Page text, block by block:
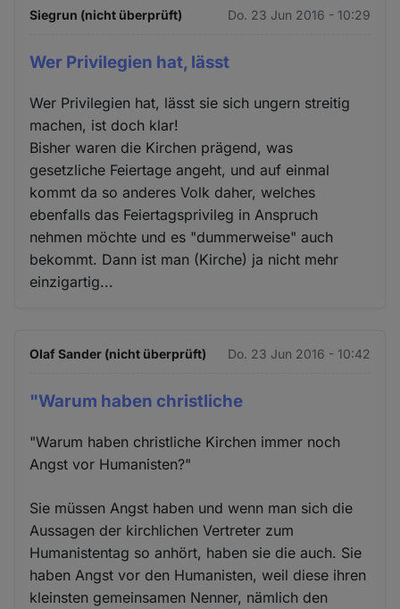
Siegrun (nicht überprüft) Do. 23 Jun 2016 - 10:29
Wer Privilegien hat, lässt
Wer Privilegien hat, lässt sie sich ungern streitig
machen, ist doch klar!
Bisher waren die Kirchen prägend, was
gesetzliche Feiertage angeht, und auf einmal
kommt da so anderes Volk daher, welches
ebenfalls das Feiertagsprivileg in Anspruch
nehmen möchte und es "dummerweise" auch
bekommt. Dann ist man (Kirche) ja nicht mehr
einzigartig...
Olaf Sander (nicht überprüft) Do. 23 Jun 2016 - 10:42
"Warum haben christliche
"Warum haben christliche Kirchen immer noch
Angst vor Humanisten?"
Sie müssen Angst haben und wenn man sich die
Aussagen der kirchlichen Vertreter zum
Humanistentag so anhört, haben sie die auch. Sie
haben Angst vor den Humanisten, weil diese ihren
kleinsten gemeinsamen Nenner, nämlich den